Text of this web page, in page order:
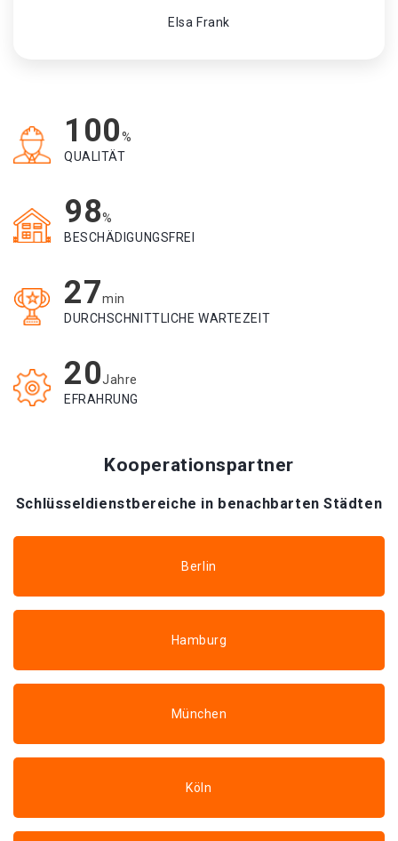
Elsa Frank
100%
QUALITÄT
98%
BESCHÄDIGUNGSFREI
27min
DURCHSCHNITTLICHE WARTEZEIT
20Jahre
EFRAHRUNG
Kooperationspartner
Schlüsseldienstbereiche in benachbarten Städten
Berlin
Hamburg
München
Köln